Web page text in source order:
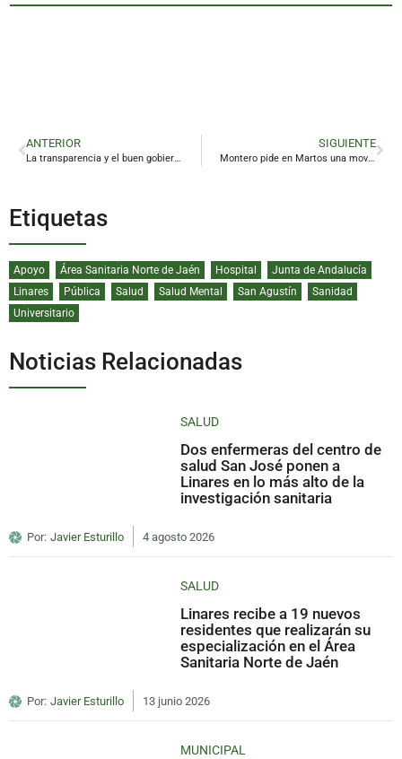
ANTERIOR
La transparencia y el buen gobierno centran una jornada en la Diputación de Jaén
SIGUIENTE
Montero pide en Martos una movilización masiva del voto progresista
Etiquetas
Apoyo Área Sanitaria Norte de Jaén Hospital
Junta de Andalucía
Linares
Pública Salud Salud Mental San Agustín
Sanidad
Universitario
Noticias Relacionadas
SALUD
Dos enfermeras del centro de
salud San José ponen a
Linares en lo más alto de la
investigación sanitaria
Por: Javier Esturillo 4 agosto 2026
SALUD
Linares recibe a 19 nuevos
residentes que realizarán su
especialización en el Área
Sanitaria Norte de Jaén
Por: Javier Esturillo 13 junio 2026
MUNICIPAL